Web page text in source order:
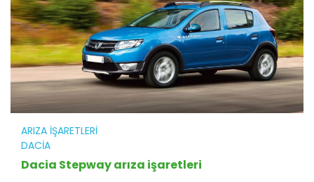
ARIZA İŞARETLERI
DACIA
Dacia Stepway arıza işaretleri